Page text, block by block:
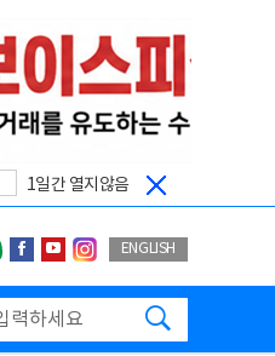
1일간 열지않음
네이버블로그
페이스북
유투브인스타그랩
ENGLISH